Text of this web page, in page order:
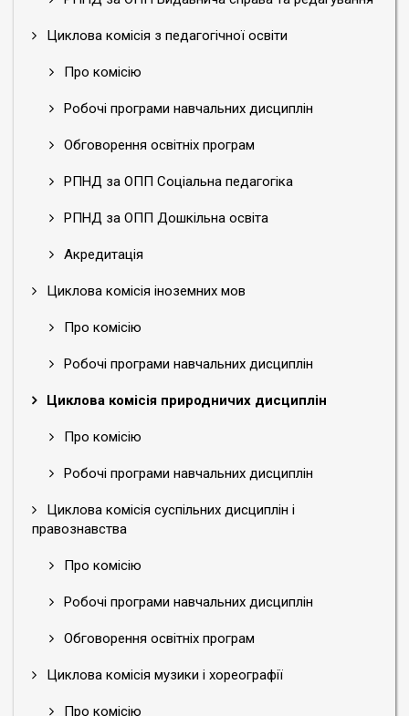
Циклова комісія з педагогічної освіти
Про комісію
Робочі програми навчальних дисциплін
Обговорення освітніх програм
РПНД за ОПП Соціальна педагогіка
РПНД за ОПП Дошкільна освіта
Акредитація
Циклова комісія іноземних мов
Про комісію
Робочі програми навчальних дисциплін
Циклова комісія природничих дисциплін
Про комісію
Робочі програми навчальних дисциплін
Циклова комісія суспільних дисциплін і
правознавства
Про комісію
Робочі програми навчальних дисциплін
Обговорення освітніх програм
Циклова комісія музики і хореографії
Про комісію